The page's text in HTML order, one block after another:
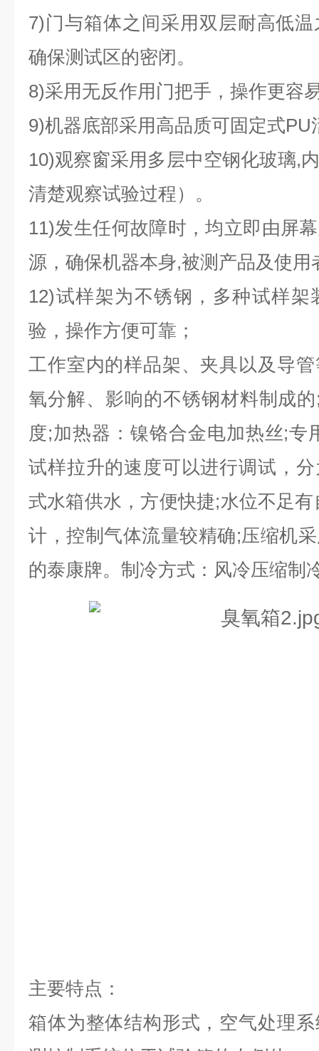
7)门与箱体之间采用双层耐高低
确保测试区的密闭。
8)采用无反作用门把手，操作更容
9)机器底部采用高品质可固定式
10)观察窗采用多层中空钢化玻璃,
清楚观察试验过程）。
11)发生任何故障时，均立即由屏
源，确保机器本身,被测产品及使用
12)试样架为不锈钢，多种试样
验，操作方便可靠；
工作室内的样品架、夹具以及导
氧分解、影响的不锈钢材料制成
度;加热器：镍铬合金电加热丝;专
试样拉升的速度可以进行调试，
式水箱供水，方便快捷;水位不足
计，控制气体流量较精确;压缩机
的泰康牌。制冷方式：风冷压缩制
主要特点：
箱体为整体结构形式，空气处理